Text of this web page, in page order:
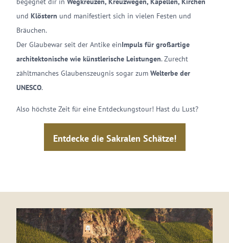
und Klöstern und manifestiert sich in vielen Festen und
Bräuchen.
Der Glaubewar seit der Antike einImpuls für großartige
architektonische wie künstlerische Leistungen. Zurecht
zähltmanches Glaubenszeugnis sogar zum Welterbe der
UNESCO.
Also höchste Zeit für eine Entdeckungstour! Hast du Lust?
Entdecke die Sakralen Schätze!